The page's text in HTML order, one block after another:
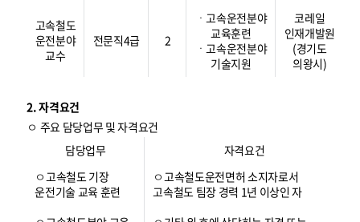
고속철도
운전분야
교수
전문직4급 2
ㆍ고속운전분야
교육훈련
ㆍ고속운전분야
기술지원
코레일
인재개발원
(경기도
의왕시)
2. 자격요건
ㅇ 주요 담당업무 및 자격요건
담당업무
자격요건
ㅇ고속철도 기장
운전기술 교육 훈련
ㅇ고속철도운전면허 소지자로서
고속철도 팀장 경력 1년 이상인 자